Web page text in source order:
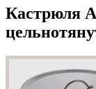
Кастрюля